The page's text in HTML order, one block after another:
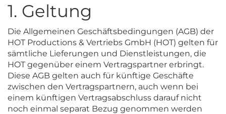
1. Geltung
Die Allgemeinen Geschäftsbedingungen (AGB) der
HOT Productions & Vertriebs GmbH (HOT) gelten für
sämtliche Lieferungen und Dienstleistungen, die
HOT gegenüber einem Vertragspartner erbringt.
Diese AGB gelten auch für künftige Geschäfte
zwischen den Vertragspartnern, auch wenn bei
einem künftigen Vertragsabschluss darauf nicht
noch einmal separat Bezug genommen werden